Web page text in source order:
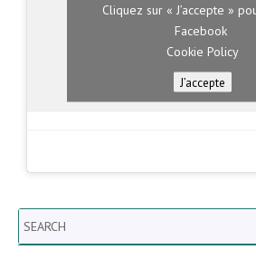
Cliquez sur « J’accepte »
Facebook
Cookie Policy
J’accepte
Search